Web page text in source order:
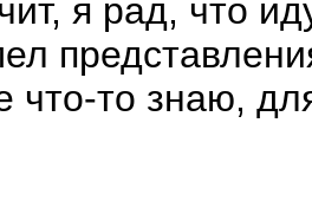
я рад, что
что-то знаю,